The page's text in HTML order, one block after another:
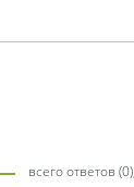
всего ответов